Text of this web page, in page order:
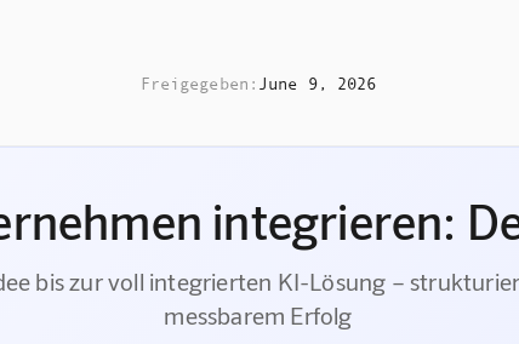
Freigegeben: June 9, 2026
integrieren:
bis zur voll integrierten KI-Lösung –
messbarem Erfolg